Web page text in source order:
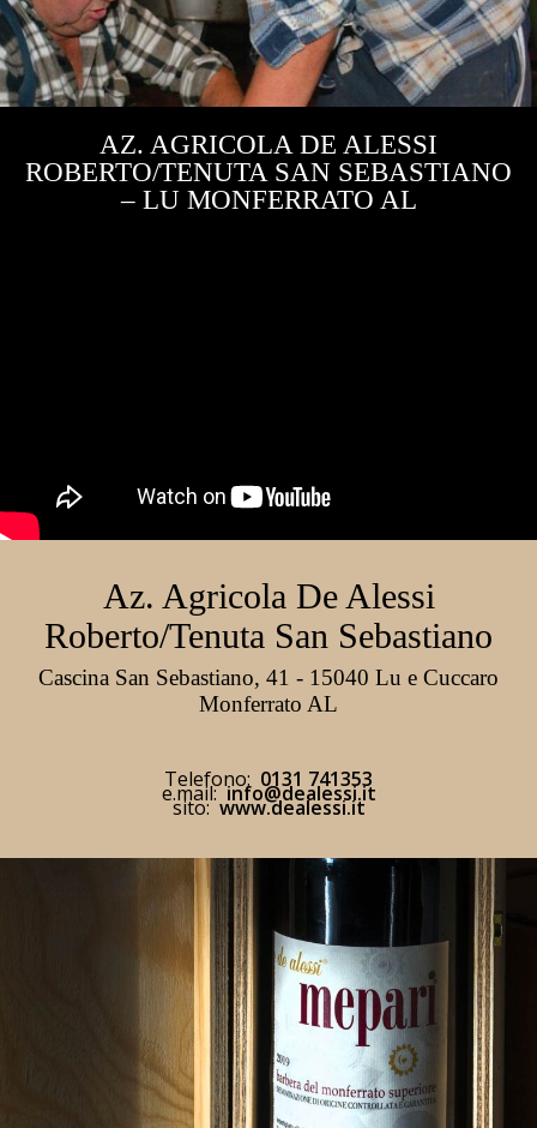
AZ. AGRICOLA DE ALESSI
ROBERTO/TENUTA SAN SEBASTIANO
– LU MONFERRATO AL
Az. Agricola De Alessi
Roberto/Tenuta San Sebastiano
Cascina San Sebastiano, 41 - 15040 Lu e Cuccaro
Monferrato AL
Telefono: 0131 741353
e.mail: info@dealessi.it
sito: www.dealessi.it